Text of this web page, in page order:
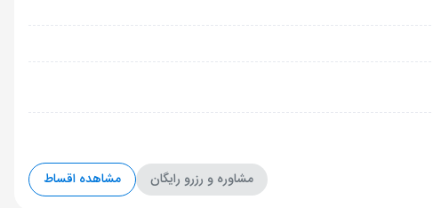
مشاوره و رزرو رایگان مشاهده اقساط